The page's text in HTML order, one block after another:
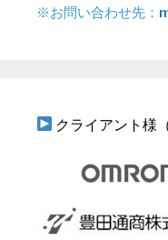
※お問い合わせ先：
クライアント様